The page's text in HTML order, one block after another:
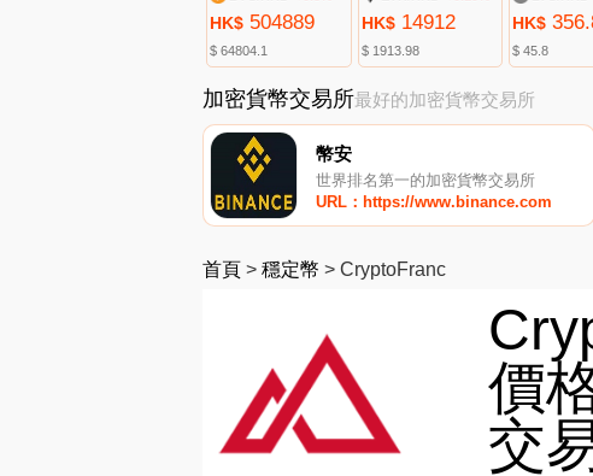
HK$ 504889
$ 64804.1
HK$14912
$ 1913.98
HK$
$ 45.8
加密貨幣交易所最好的加密貨幣交易所
幣安
世界排名第一的加密貨幣交易所
URL：https://www.binance.com
首頁 > 穩定幣 > CryptoFranc
價
交